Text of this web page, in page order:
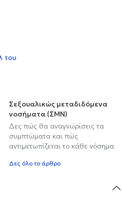
του
Σεξουαλικώς μεταδιδόμενα
νοσήματα (ΣΜΝ)
Δες πώς θα αναγνωρίσεις τα
συμπτώματα και πώς
αντιμετωπίζεται το κάθε νόσημα
Δες όλο το άρθρο